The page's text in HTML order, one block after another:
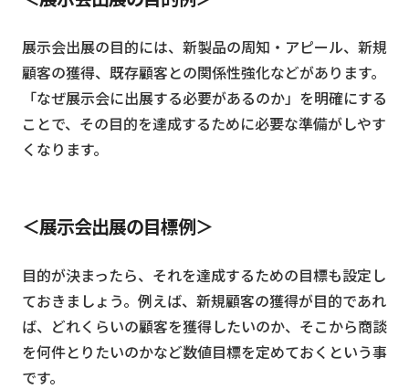
展示会出展の目的には、新製品の周知・アピール、新規
顧客の獲得、既存顧客との関係性強化などがあります。
「なぜ展示会に出展する必要があるのか」を明確にする
ことで、その目的を達成するために必要な準備がしやす
くなります。
＜展示会出展の目標例＞
目的が決まったら、それを達成するための目標も設定し
ておきましょう。例えば、新規顧客の獲得が目的であれ
ば、どれくらいの顧客を獲得したいのか、そこから商談
を何件とりたいのかなど数値目標を定めておくという事
です。